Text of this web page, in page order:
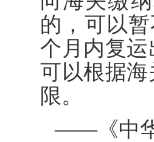
的，可以
个月内复
可以根据
限。
——《中华